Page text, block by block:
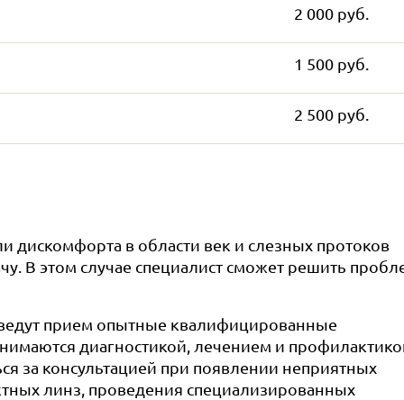
2 000 руб.
1 500 руб.
2 500 руб.
в области век и слезных протоков
В этом случае специалист сможет решить
прием опытные квалифицированные
диагностикой, лечением и
за консультацией при появлении неприятных
линз, проведения специализированных